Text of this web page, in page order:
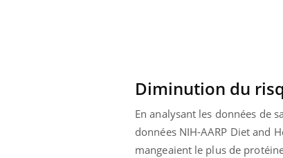
Diminution du
En analysant les données de
données NIH-AARP Diet and
mangeaient le plus de